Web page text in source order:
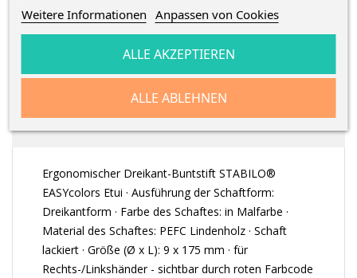
BESCHREIBUNG
ARTIKELDETAILS
Ergonomischer Dreikant-Buntstift STABILO®
EASYcolors Etui · Ausführung der Schaftform:
Dreikantform · Farbe des Schaftes: in Malfarbe ·
Material des Schaftes: PEFC Lindenholz · Schaft
lackiert · Größe (Ø x L): 9 x 175 mm · für
Rechts-/Linkshänder - sichtbar durch roten Farbcode
Weitere Informationen Anpassen von Cookies
ALLE ABLEHNEN
ALLE AKZEPTIEREN